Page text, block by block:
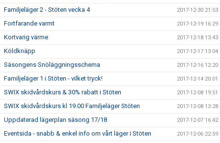
Familjeläger 2 - Stöten vecka 4 2017-12-30 21:53
Fortfarande varmt 2017-12-19 16:29
Kortvarig värme 2017-12-18 13:43
Köldknäpp 2017-12-17 13:04
Säsongens Snöläggningsschema 2017-12-16 12:20
Familjeläger 1 i Stöten - vilket tryck! 2017-12-14 20:01
SWIX skidvårdskurs & 30% rabatt i Stöten 2017-12-08 19:51
SWIX skidvårdskurs kl 19.00 Familjeläger Stöten 2017-12-08 13:28
Uppdaterad lägerplan säsong 17/18 2017-12-07 16:42
Eventsida - snabb & enkel info om vårt läger i Stöten 2017-12-06 22:59